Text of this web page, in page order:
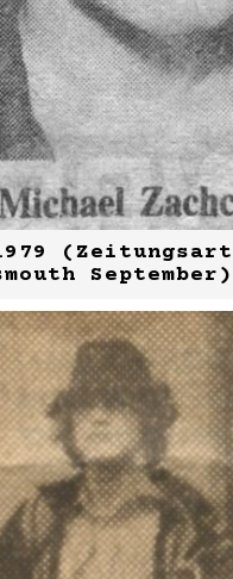
September)